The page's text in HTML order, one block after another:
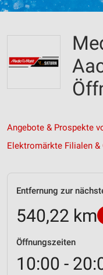
Angebote & Prospekte
Elektromärkte Filialen &
Entfernung zur
540,22 km
Öffnungszeiten
10:00 -